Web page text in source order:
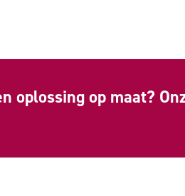
oplossing op maat?